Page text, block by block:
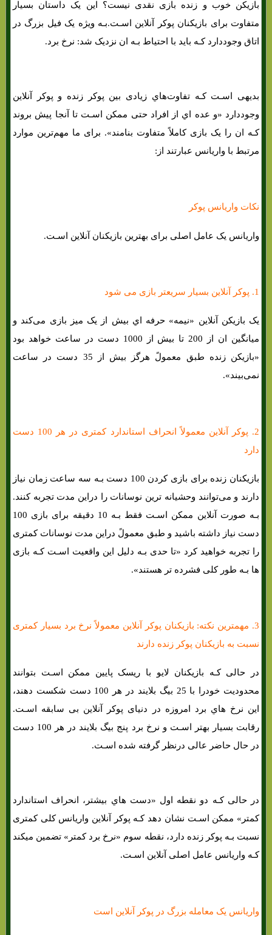
بازیکن خوب و زنده بازی نقدی نیست؟ این یک داستان بسیار
متفاوت برای بازیکنان پوکر آنلاین اسـت.بـه ویژه یک فیل بزرگ در
اتاق وجوددارد کـه باید با احتیاط بـه ان نزدیک شد: نرخ برد.
بدیهی اسـت کـه تفاوت‌هاي‌ زیادی بین پوکر زنده و پوکر آنلاین
وجوددارد «و عده اي از افراد حتی ممکن اسـت تا آنجا پیش بروند
کـه ان را یک بازی کاملاً متفاوت بنامند». برای ما مهم‌ترین موارد
مرتبط با واریانس عبارتند از:
نکات واریانس پوکر
واریانس یک عامل اصلی برای بهترین بازیکنان آنلاین اسـت.
1. پوکر آنلاین بسیار سریعتر بازی می شود
یک بازیکن آنلاین «نیمه» حرفه اي بیش از یک میز بازی می‌کند و
میانگین ان از 200 تا بیش از 1000 دست در ساعت خواهد بود
«بازیکن زنده طبق معمولً هرگز بیش از 35 دست در ساعت
نمی‌بیند».
2. پوکر آنلاین معمولاً انحراف استاندارد کمتری در هر 100 دست
دارد
بازیکنان زنده برای بازی کردن 100 دست بـه سه ساعت زمان نیاز
دارند و می‌توانند وحشیانه ترین نوسانات را دراین مدت تجربه کنند.
بـه صورت آنلاین ممکن اسـت فقط بـه 10 دقیقه برای بازی 100
دست نیاز داشته باشید و طبق معمولً دراین مدت نوسانات کمتری
را تجربه خواهید کرد «تا حدی بـه دلیل این واقعیت اسـت کـه بازی
ها بـه طور کلی فشرده تر هستند».
3. مهمترین نکته: بازیکنان پوکر آنلاین معمولاً نرخ برد بسیار کمتری
نسبت به بازیکنان پوکر زنده دارند
در حالی کـه بازیکنان لایو با ریسک پایین ممکن اسـت بتوانند
محدودیت خودرا با 25 بیگ بلایند در هر 100 دست شکست دهند،
این نرخ هاي‌ برد امروزه در دنیای پوکر آنلاین بی سابقه اسـت.
رقابت بسیار بهتر اسـت و نرخ برد پنج بیگ بلایند در هر 100 دست
در حال حاضر عالی درنظر گرفته شده اسـت.
در حالی کـه دو نقطه اول «دست هاي‌ بیشتر، انحراف استاندارد
کمتر» ممکن اسـت نشان دهد کـه پوکر آنلاین واریانس کلی کمتری
نسبت بـه پوکر زنده دارد، نقطه سوم «نرخ برد کمتر» تضمین میکند
کـه واریانس عامل اصلی آنلاین اسـت.
واریانس یک معامله بزرگ در پوکر آنلاین است